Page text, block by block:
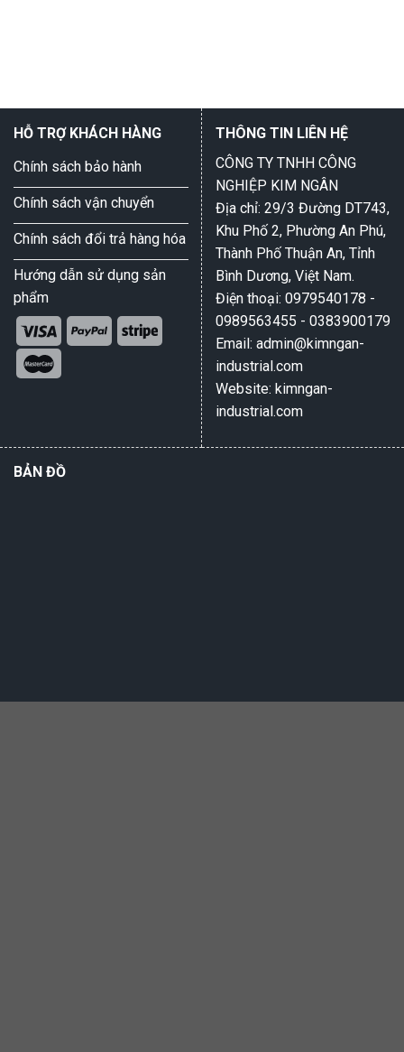
HỖ TRỢ KHÁCH HÀNG
Chính sách bảo hành
Chính sách vận chuyển
Chính sách đổi trả hàng hóa
Hướng dẫn sử dụng sản
phẩm
THÔNG TIN LIÊN HỆ
CÔNG TY TNHH CÔNG
NGHIỆP KIM NGÂN
Địa chỉ: 29/3 Đường DT743,
Khu Phố 2, Phường An Phú,
Thành Phố Thuận An, Tỉnh
Bình Dương, Việt Nam.
Điện thoại: 0979540178 -
0989563455 - 0383900179
Email: admin@kimngan-
industrial.com
Website: kimngan-
industrial.com
BẢN ĐỒ